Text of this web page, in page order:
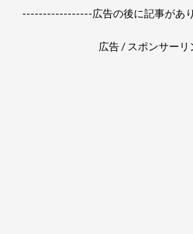
-----------------広告の後に記事があ
広告 / スポンサーリ